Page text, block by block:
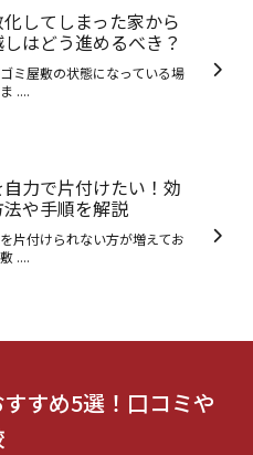
してしまった家から
はどう進めるべき？
ミ屋敷の状態になっている場
....
力で片付けたい！効
や手順を解説
片付けられない方が増えてお
....
すめ5選！口コミや